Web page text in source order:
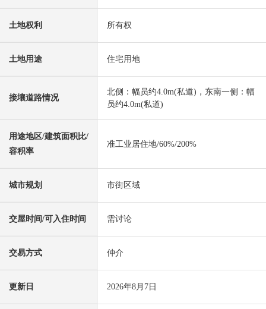
土地权利 所有权
土地用途 住宅用地
接壤道路情况
北侧：幅员约4.0m(私道)，东南一侧：幅
员约4.0m(私道)
用途地区/建筑面积比/
容积率
准工业居住地/60%/200%
城市规划 市街区域
交屋时间/可入住时间 需讨论
交易方式 仲介
更新日 2026年8月7日